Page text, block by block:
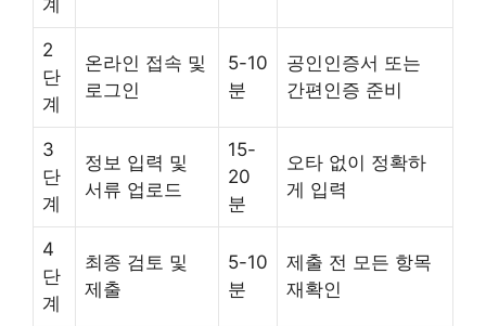
계
2
단
계
온라인 접속 및
로그인
5-10
분
공인인증서 또는
간편인증 준비
3
단
계
정보 입력 및
서류 업로드
15-
20
분
오타 없이 정확하
게 입력
4
단
계
최종 검토 및
제출
5-10
분
제출 전 모든 항목
재확인